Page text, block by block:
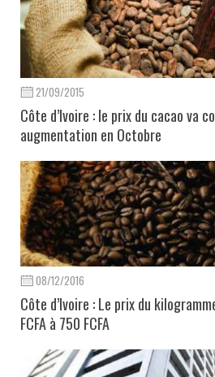
21/09/2015
Côte d’Ivoire : le prix du cacao va
augmentation en Octobre
08/12/2016
Côte d’Ivoire : Le prix du
FCFA à 750 FCFA